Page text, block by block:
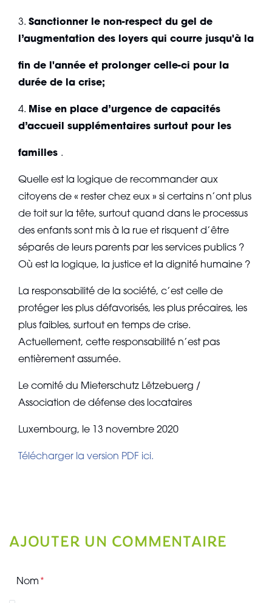
3. Sanctionner le non-respect du gel de
l’augmentation des loyers qui courre jusqu'à la
fin de l'année et prolonger celle-ci pour la
durée de la crise;
4. Mise en place d’urgence de capacités
d’accueil supplémentaires surtout pour les
familles .
Quelle est la logique de recommander aux
citoyens de « rester chez eux » si certains n’ont plus
de toit sur la tête, surtout quand dans le processus
des enfants sont mis à la rue et risquent d’être
séparés de leurs parents par les services publics ?
Où est la logique, la justice et la dignité humaine ?
La responsabilité de la société, c’est celle de
protéger les plus défavorisés, les plus précaires, les
plus faibles, surtout en temps de crise.
Actuellement, cette responsabilité n’est pas
entièrement assumée.
Le comité du Mieterschutz Lëtzebuerg /
Association de défense des locataires
Luxembourg, le 13 novembre 2020
Télécharger la version PDF ici.
AJOUTER UN COMMENTAIRE
Nom